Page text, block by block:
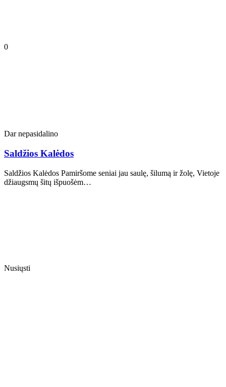
0
Dar nepasidalino
Saldžios Kalėdos
Saldžios Kalėdos Pamiršome seniai jau saulę, šilumą ir žolę, Vietoje
džiaugsmų šitų išpuošėm…
Nusiųsti